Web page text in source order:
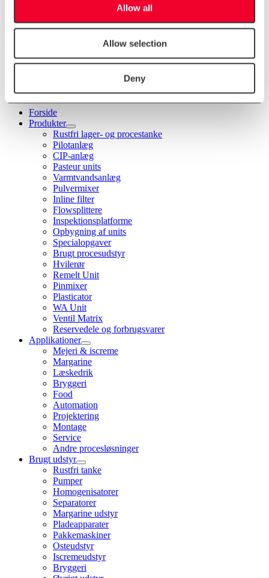
Allow all
Allow selection
Deny
Menu
Forside
Produkter
Rustfri lager- og procestanke
Pilotanlæg
CIP-anlæg
Pasteur units
Varmtvandsanlæg
Pulvermixer
Inline filter
Flowsplittere
Inspektionsplatforme
Opbygning af units
Specialopgaver
Brugt procesudstyr
Hvilerør
Remelt Unit
Pinmixer
Plasticator
WA Unit
Ventil Matrix
Reservedele og forbrugsvarer
Applikationer
Mejeri & iscreme
Margarine
Læskedrik
Bryggeri
Food
Automation
Projektering
Montage
Service
Andre procesløsninger
Brugt udstyr
Rustfri tanke
Pumper
Homogenisatorer
Separatorer
Margarine udstyr
Pladeapparater
Pakkemaskiner
Osteudstyr
Iscremeudstyr
Bryggeri